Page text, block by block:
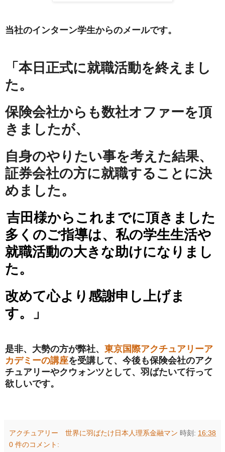
当社のインターン学生からのメールです。
「本日正式に就職活動を終えまし
た。
保険会社からも数社オファーを頂
きましたが、
自身のやりたい事を考えた結果、
証券会社の方に就職することに決
めました。
吉田様からこれまでに頂きました
多くのご指導は、私の学生生活や
就職活動の大きな助けになりまし
た。
改めて心より感謝申し上げま
す。」
是非、大勢の方が弊社、 東京国際アクチュアリーア
カデミーの講座を受講して、今後も保険会社のアク
チュアリーやクウォンツとして、羽ばたいて行って
欲しいです。
アクチュアリー 世界に羽ばたけ日本人理系金融マン 時刻: 16:38
0 件のコメント: